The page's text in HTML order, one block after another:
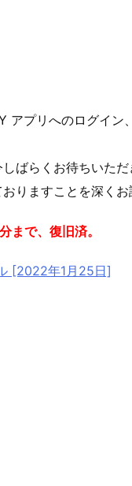
アプリへのログイン
ばらくお待ちいただ
りますことを深くお
で、復旧済。
[2022年1月25日]